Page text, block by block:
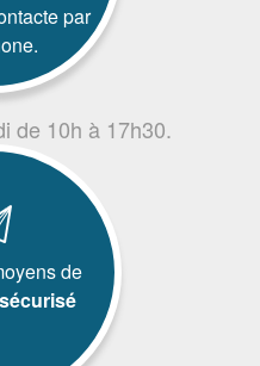
par
de 10h à 17h30.
de